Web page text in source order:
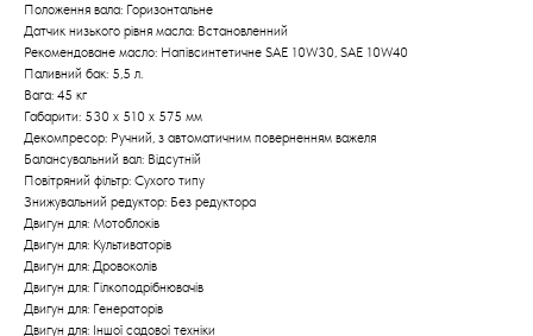
Положення вала: Горизонтальне
Датчик низького рівня масла: Встановленний
Рекомендоване масло: Напівсинтетичне SAE 10W30, SAE 10W40
Паливний бак: 5,5 л.
Вага: 45 кг
Габарити: 530 x 510 x 575 мм
Декомпресор: Ручний, з автоматичним поверненням важеля
Балансувальний вал: Відсутній
Повітряний фільтр: Сухого типу
Знижувальний редуктор: Без редуктора
Двигун для: Мотоблоків
Двигун для: Культиваторів
Двигун для: Дровоколів
Двигун для: Гілкоподрібнювачів
Двигун для: Генераторів
Двигун для: Іншої садової техніки